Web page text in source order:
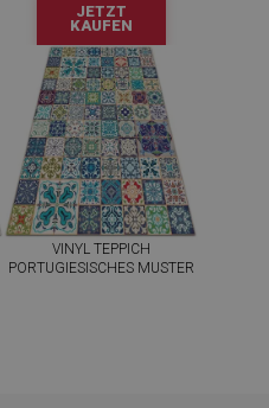
JETZT
KAUFEN
VINYL TEPPICH
PORTUGIESISCHES MUSTER